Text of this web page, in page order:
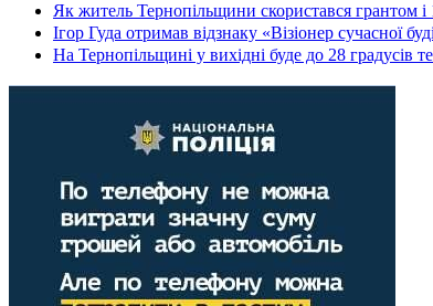
Як житель Тернопільщини скористався грантом і
Ігор Гуда отримав відзнаку «Візіонер сучасної
На Тернопільщині у вихідні буде до 28 градусів